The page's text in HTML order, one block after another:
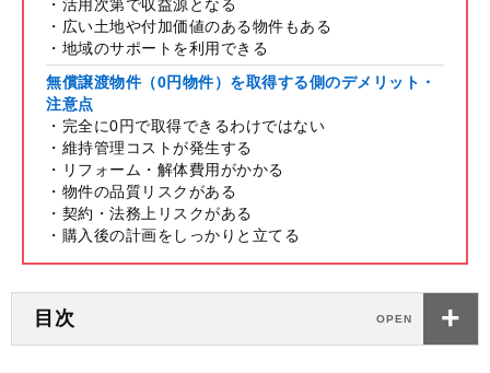
・活用次第で収益源となる
・広い土地や付加価値のある物件もある
・地域のサポートを利用できる
無償譲渡物件（0円物件）を取得する側のデメリット・
注意点
・完全に0円で取得できるわけではない
・維持管理コストが発生する
・リフォーム・解体費用がかかる
・物件の品質リスクがある
・契約・法務上リスクがある
・購入後の計画をしっかりと立てる
目次